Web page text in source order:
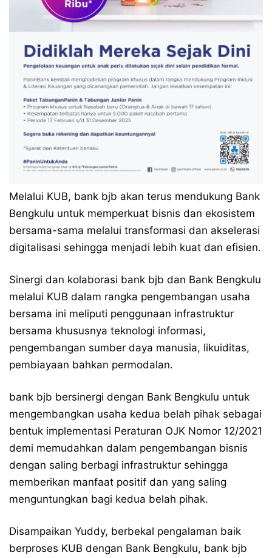
Melalui KUB, bank bjb akan terus mendukung Bank
Bengkulu untuk memperkuat bisnis dan ekosistem
bersama-sama melalui transformasi dan akselerasi
digitalisasi sehingga menjadi lebih kuat dan efisien.
Sinergi dan kolaborasi bank bjb dan Bank Bengkulu
melalui KUB dalam rangka pengembangan usaha
bersama ini meliputi penggunaan infrastruktur
bersama khususnya teknologi informasi,
pengembangan sumber daya manusia, likuiditas,
pembiayaan bahkan permodalan.
bank bjb bersinergi dengan Bank Bengkulu untuk
mengembangkan usaha kedua belah pihak sebagai
bentuk implementasi Peraturan OJK Nomor 12/2021
demi memudahkan dalam pengembangan bisnis
dengan saling berbagi infrastruktur sehingga
memberikan manfaat positif dan yang saling
menguntungkan bagi kedua belah pihak.
Disampaikan Yuddy, berbekal pengalaman baik
berproses KUB dengan Bank Bengkulu, bank bjb